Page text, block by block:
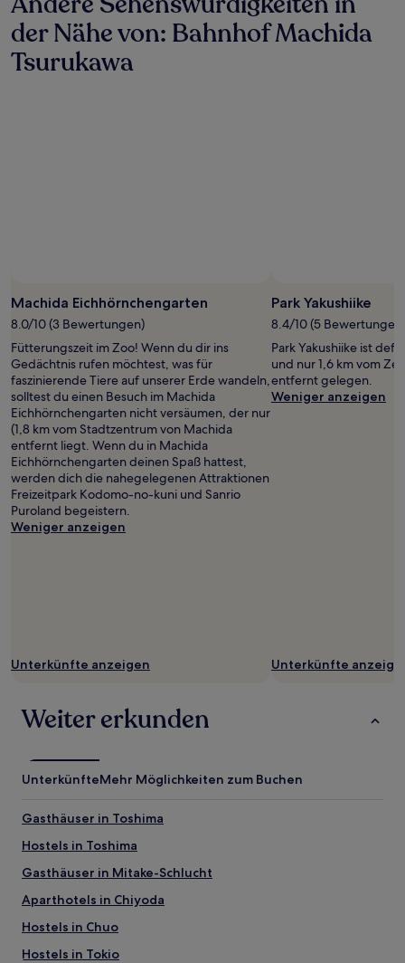
der Nähe von: Bahnhof Machida
Tsurukawa
Foto
von
Carrie
Me
Around
The
World!
Machida Eichhörnchengarten
8.0/10 (3 Bewertungen)
Fütterungszeit im Zoo! Wenn du dir ins
Gedächtnis rufen möchtest, was für
faszinierende Tiere auf unserer Erde wandeln,
solltest du einen Besuch im Machida
Eichhörnchengarten nicht versäumen, der nur
(1,8 km vom Stadtzentrum von Machida
entfernt liegt. Wenn du in Machida
Eichhörnchengarten deinen Spaß hattest,
werden dich die nahegelegenen Attraktionen
Freizeitpark Kodomo-no-kuni und Sanrio
Puroland begeistern.
Weniger anzeigen
Unterkünfte anzeigen
Park Yakushiike
8.4/10 (5 Bewertungen)
Park Yakushiike ist
und nur 1,6 km vom
entfernt gelegen.
Weniger anzeigen
Unterkünfte
Weiter erkunden
UnterkünfteMehr Möglichkeiten zum Buchen
Gasthäuser in Toshima
Hostels in Toshima
Gasthäuser in Mitake-Schlucht
Aparthotels in Chiyoda
Hostels in Chuo
Hostels in Tokio